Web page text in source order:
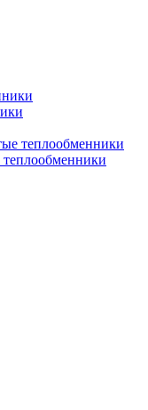
теплообменники